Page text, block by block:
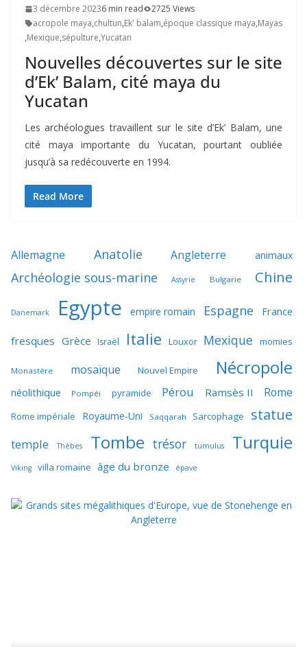
3 décembre 20236 min read
2725 Views
acropole maya,chultun,Ek' balam,époque classique maya,Mayas
,Mexique,sépulture,Yucatan
Nouvelles découvertes sur le site
d’Ek’ Balam, cité maya du
Yucatan
Les archéologues travaillent sur le site d’Ek’ Balam, une
cité maya importante du Yucatan, pourtant oubliée
jusqu’à sa redécouverte en 1994.
Read More
Allemagne Anatolie Angleterre animaux
Archéologie sous-marine Assyrie Bulgarie Chine
Danemark Egypte empire romain Espagne France
fresques Grèce Israël Italie Louxor Mexique momies
Monastère mosaïque Nouvel Empire Nécropole
néolithique Pompéi pyramide Pérou Ramsès II Rome
Rome impériale Royaume-Uni Saqqarah Sarcophage statue
temple Thèbes Tombe trésor tumulus Turquie
Viking villa romaine âge du bronze épave